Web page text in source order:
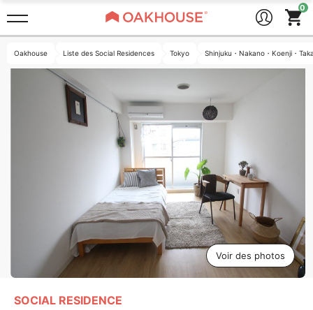
Oakhouse Liste des Social Residences Tokyo Shinjuku・Nakano・Koenji・
Voir des photos
SOCIAL RESIDENCE